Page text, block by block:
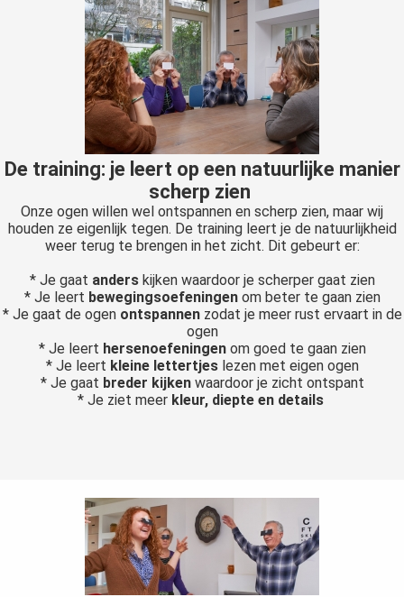
De training: je leert op een natuurlijke manier
scherp zien
Onze ogen willen wel ontspannen en scherp zien, maar wij
houden ze eigenlijk tegen. De training leert je de natuurlijkheid
weer terug te brengen in het zicht. Dit gebeurt er:
* Je gaat anderskijken waardoor je scherper gaat zien
* Je leert bewegingsoefeningenom beter te gaan zien
* Je gaat de ogen ontspannenzodat je meer rust ervaart in de
ogen
* Je leert hersenoefeningenom goed te gaan zien
* Je leert kleine lettertjeslezen met eigen ogen
* Je gaat breder kijkenwaardoor je zicht ontspant
* Je ziet meer kleur, diepte en details